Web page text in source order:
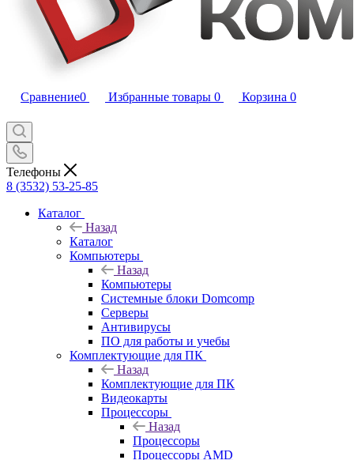
Сравнение0 Избранные товары 0 Корзина 0
Телефоны
8 (3532) 53-25-85
Каталог
Назад
Каталог
Компьютеры
Назад
Компьютеры
Системные блоки Domcomp
Серверы
Антивирусы
ПО для работы и учебы
Комплектующие для ПК
Назад
Комплектующие для ПК
Видеокарты
Процессоры
Назад
Процессоры
Процессоры AMD